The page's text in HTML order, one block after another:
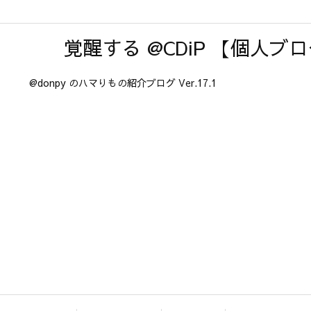
覚醒する @CDiP 【個人ブ
@donpy のハマりもの紹介ブログ Ver.17.1